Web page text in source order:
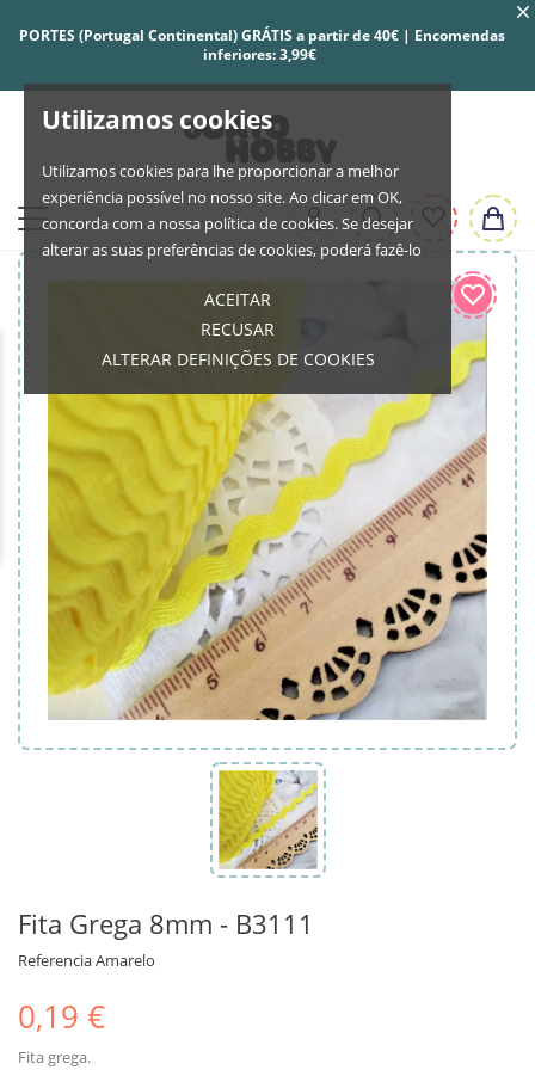
Utilizamos cookies
Utilizamos cookies para lhe proporcionar a melhor
experiência possível no nosso site. Ao clicar em OK,
concorda com a nossa política de cookies. Se desejar
alterar as suas preferências de cookies, poderá fazê-lo
ACEITAR
RECUSAR
ALTERAR DEFINIÇÕES DE COOKIES
PORTES (Portugal Continental) GRÁTIS a partir de 40€ | Encomendas
inferiores: 3,99€
Fita Grega 8mm - B3111
ReferenciaAmarelo
0,19 €
Fita grega.